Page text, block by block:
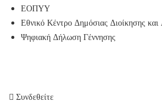
ΕΟΠΥΥ
Εθνικό Κέντρο Δημόσιας Διοίκησης και
Ψηφιακή Δήλωση Γέννησης
Συνδεθείτε